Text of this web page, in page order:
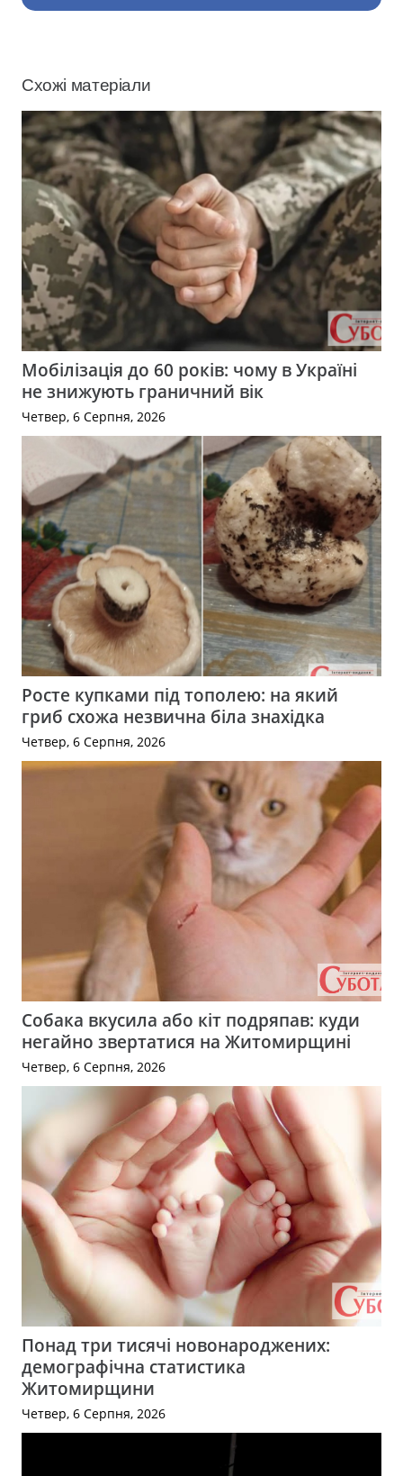
Схожі матеріали
Мобілізація до 60 років: чому в Україні
не знижують граничний вік
Четвер, 6 Серпня, 2026
Росте купками під тополею: на який
гриб схожа незвична біла знахідка
Четвер, 6 Серпня, 2026
Собака вкусила або кіт подряпав: куди
негайно звертатися на Житомирщині
Четвер, 6 Серпня, 2026
Понад три тисячі новонароджених:
демографічна статистика
Житомирщини
Четвер, 6 Серпня, 2026